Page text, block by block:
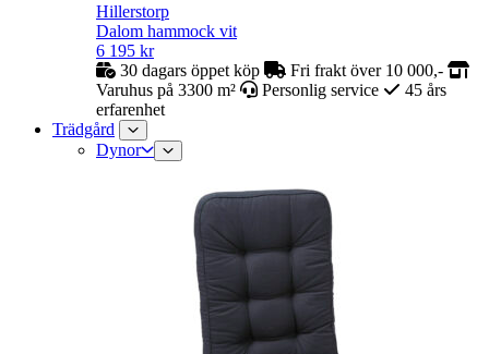
Hillerstorp
Dalom hammock vit
6 195 kr
30 dagars öppet köp
Fri frakt över 10 000,-
Varuhus på 3300 m²
Personlig service
45 års
erfarenhet
Trädgård
Dynor